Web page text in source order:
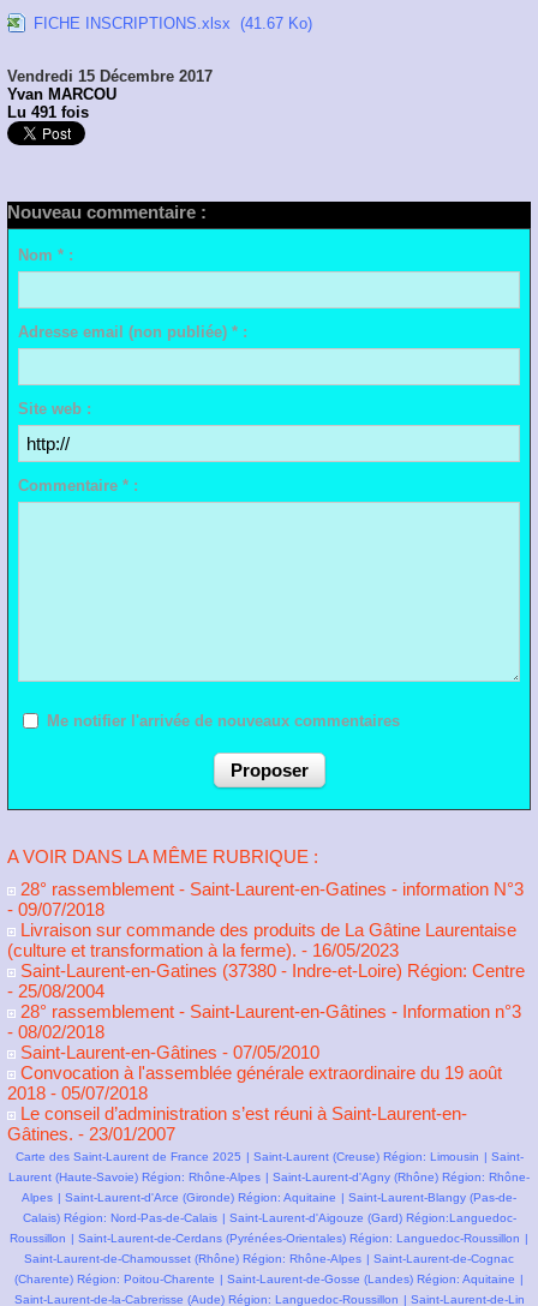
FICHE INSCRIPTIONS.xlsx (41.67 Ko)
Vendredi 15 Décembre 2017
Yvan MARCOU
Lu 491 fois
Nouveau commentaire :
Nom * :
Adresse email (non publiée) * :
Site web :
Commentaire * :
Me notifier l'arrivée de nouveaux commentaires
A VOIR DANS LA MÊME RUBRIQUE :
28° rassemblement - Saint-Laurent-en-Gatines - information N°3
- 09/07/2018
Livraison sur commande des produits de La Gâtine Laurentaise
(culture et transformation à la ferme). - 16/05/2023
Saint-Laurent-en-Gatines (37380 - Indre-et-Loire) Région: Centre
- 25/08/2004
28° rassemblement - Saint-Laurent-en-Gâtines - Information n°3
- 08/02/2018
Saint-Laurent-en-Gâtines - 07/05/2010
Convocation à l'assemblée générale extraordinaire du 19 août
2018 - 05/07/2018
Le conseil d’administration s’est réuni à Saint-Laurent-en-
Gâtines. - 23/01/2007
Carte des Saint-Laurent de France 2025 | Saint-Laurent (Creuse) Région: Limousin | Saint-
Laurent (Haute-Savoie) Région: Rhône-Alpes | Saint-Laurent-d'Agny (Rhône) Région: Rhône-
Alpes | Saint-Laurent-d'Arce (Gironde) Région: Aquitaine | Saint-Laurent-Blangy (Pas-de-
Calais) Région: Nord-Pas-de-Calais | Saint-Laurent-d'Aigouze (Gard) Région:Languedoc-
Roussillon | Saint-Laurent-de-Cerdans (Pyrénées-Orientales) Région: Languedoc-Roussillon |
Saint-Laurent-de-Chamousset (Rhône) Région: Rhône-Alpes | Saint-Laurent-de-Cognac
(Charente) Région: Poitou-Charente | Saint-Laurent-de-Gosse (Landes) Région: Aquitaine |
Saint-Laurent-de-la-Cabrerisse (Aude) Région: Languedoc-Roussillon | Saint-Laurent-de-Lin